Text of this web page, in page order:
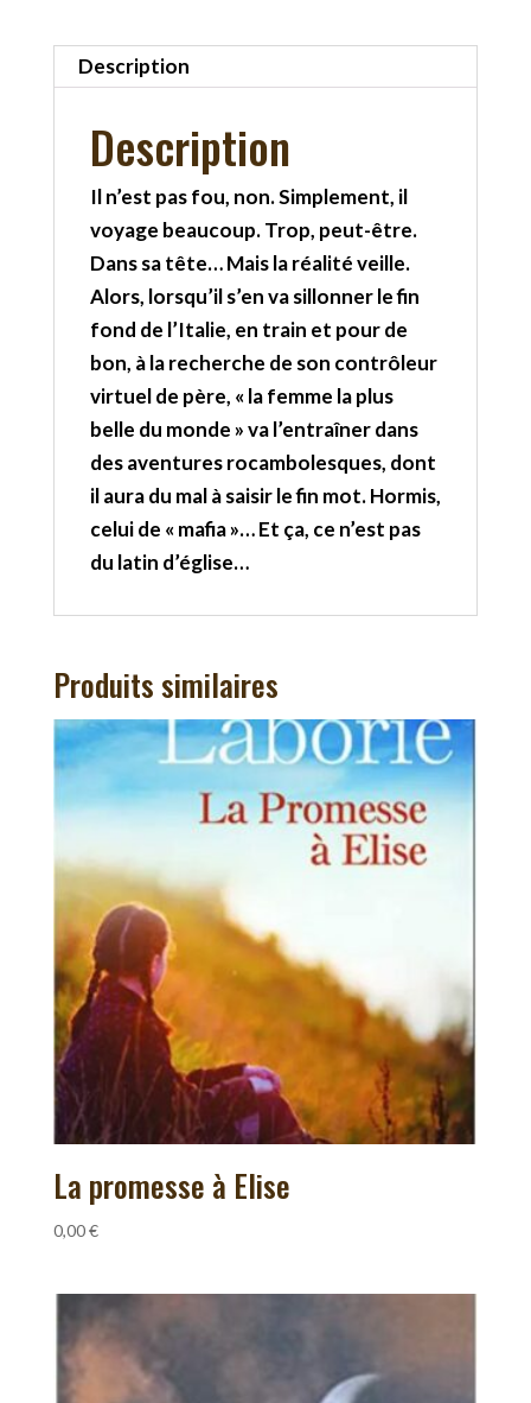
pasDescription
Description
Il n’est pas fou, non. Simplement, il
voyage beaucoup. Trop, peut-être.
Dans sa tête… Mais la réalité veille.
Alors, lorsqu’il s’en va sillonner le fin
fond de l’Italie, en train et pour de
bon, à la recherche de son contrôleur
virtuel de père, « la femme la plus
belle du monde » va l’entraîner dans
des aventures rocambolesques, dont
il aura du mal à saisir le fin mot. Hormis,
celui de « mafia »… Et ça, ce n’est pas
du latin d’église…
Produits similaires
La promesse à Elise
0,00€